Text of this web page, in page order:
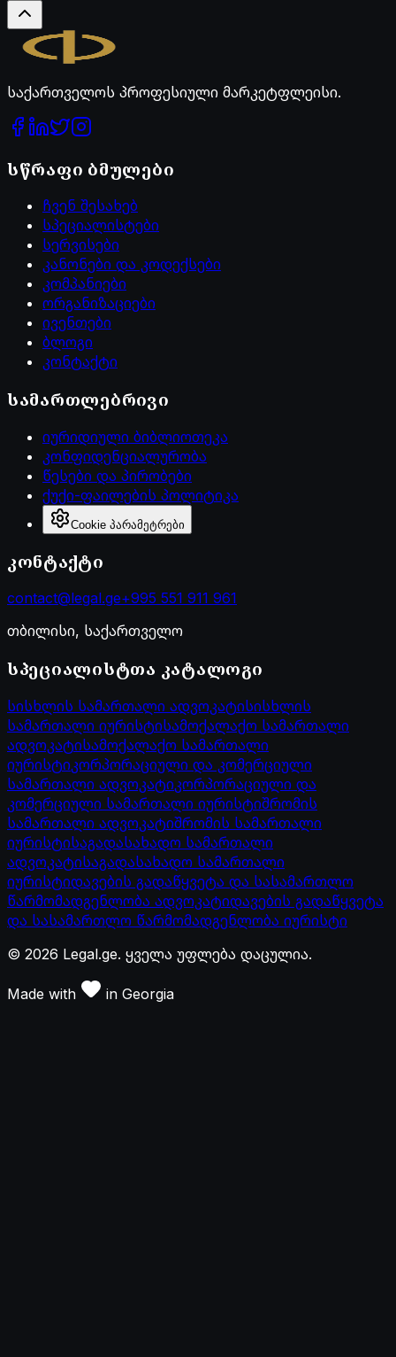
საქართველოს პროფესიული მარკეტფლეისი.
სწრაფი ბმულები
ჩვენ შესახებ
სპეციალისტები
სერვისები
კანონები და კოდექსები
კომპანიები
ორგანიზაციები
ივენთები
ბლოგი
კონტაქტი
სამართლებრივი
იურიდიული ბიბლიოთეკა
კონფიდენციალურობა
წესები და პირობები
ქუქი-ფაილების პოლიტიკა
Cookie პარამეტრები
კონტაქტი
contact@legal.ge+995 551 911 961
თბილისი, საქართველო
სპეციალისტთა კატალოგი
სისხლის სამართალი ადვოკატისისხლის
სამართალი იურისტისამოქალაქო სამართალი
ადვოკატისამოქალაქო სამართალი
იურისტიკორპორაციული და კომერციული
სამართალი ადვოკატიკორპორაციული და
კომერციული სამართალი იურისტიშრომის
სამართალი ადვოკატიშრომის სამართალი
იურისტისაგადასახადო სამართალი
ადვოკატისაგადასახადო სამართალი
იურისტიდავების გადაწყვეტა და სასამართლო
წარმომადგენლობა ადვოკატიდავების გადაწყვეტა
და სასამართლო წარმომადგენლობა იურისტი
© 2026 Legal.ge. ყველა უფლება დაცულია.
Made with in Georgia